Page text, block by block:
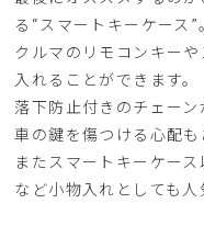
る“スマートキーケース”。
クルマのリモコンキー
入れることができます。
落下防止付きのチェー
車の鍵を傷つける心配も
またスマートキーケー
など小物入れとしても人